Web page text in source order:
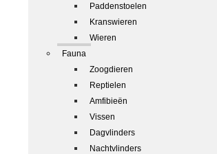
Paddenstoelen
Kranswieren
Wieren
Fauna
Zoogdieren
Reptielen
Amfibieën
Vissen
Dagvlinders
Nachtvlinders